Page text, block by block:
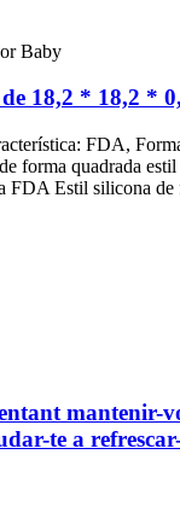
18,2 * 18,2 *
FDA,
quadrada
FDA Estil silicona
mantenir-
te a